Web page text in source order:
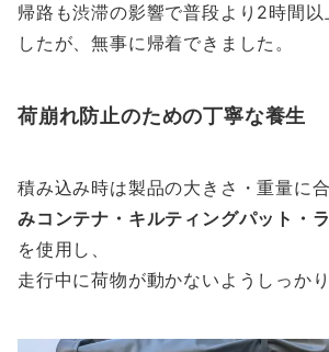
帰路も渋滞の影響で普段より2時間以
したが、無事に帰着できました。
荷崩れ防止のための丁寧な養生
積み込み時は製品の大きさ・重量に合
みコンテナ・キルティングパット・
を使用し、
走行中に荷物が動かないようしっか